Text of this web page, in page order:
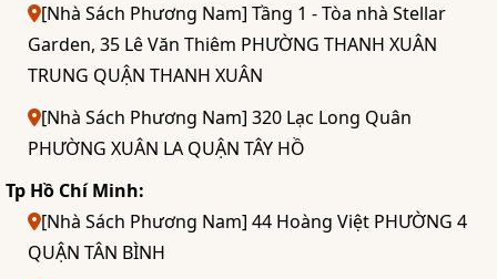
[Nhà Sách Phương Nam] Tầng 1 - Tòa nhà Stellar
Garden, 35 Lê Văn Thiêm PHƯỜNG THANH XUÂN
TRUNG QUẬN THANH XUÂN
[Nhà Sách Phương Nam] 320 Lạc Long Quân
PHƯỜNG XUÂN LA QUẬN TÂY HỒ
Tp Hồ Chí Minh:
[Nhà Sách Phương Nam] 44 Hoàng Việt PHƯỜNG 4
QUẬN TÂN BÌNH